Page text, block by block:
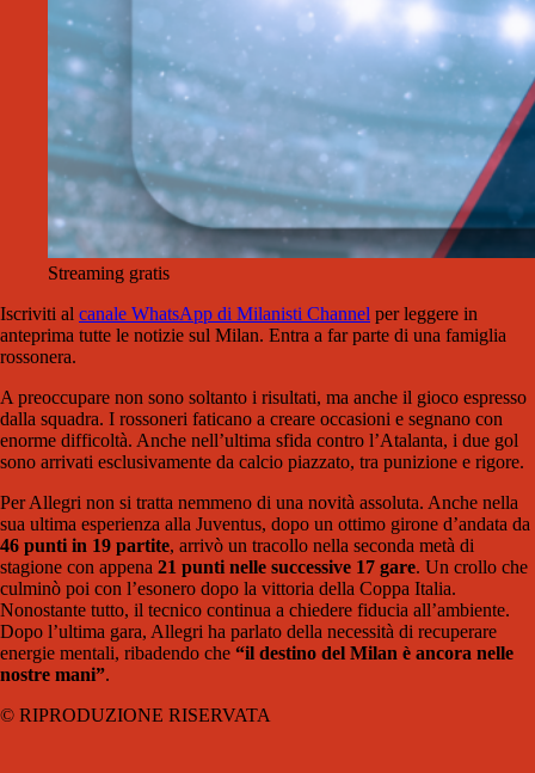
Streaming gratis
Iscriviti al canale WhatsApp di Milanisti Channel per leggere in
anteprima tutte le notizie sul Milan. Entra a far parte di una famiglia
rossonera.
A preoccupare non sono soltanto i risultati, ma anche il gioco espresso
dalla squadra. I rossoneri faticano a creare occasioni e segnano con
enorme difficoltà. Anche nell’ultima sfida contro l’Atalanta, i due gol
sono arrivati esclusivamente da calcio piazzato, tra punizione e rigore.
Per Allegri non si tratta nemmeno di una novità assoluta. Anche nella
sua ultima esperienza alla Juventus, dopo un ottimo girone d’andata da
46 punti in 19 partite, arrivò un tracollo nella seconda metà di
stagione con appena 21 punti nelle successive 17 gare. Un crollo che
culminò poi con l’esonero dopo la vittoria della Coppa Italia.
Nonostante tutto, il tecnico continua a chiedere fiducia all’ambiente.
Dopo l’ultima gara, Allegri ha parlato della necessità di recuperare
energie mentali, ribadendo che “il destino del Milan è ancora nelle
nostre mani”.
© RIPRODUZIONE RISERVATA